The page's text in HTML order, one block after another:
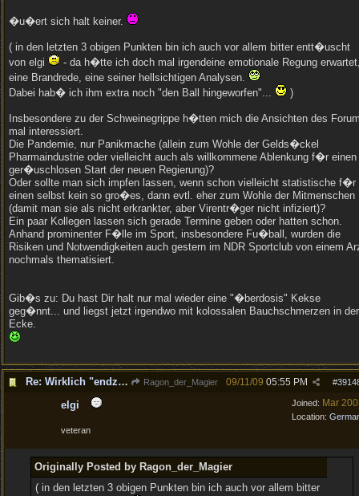
�u�ert sich halt keiner.
( in den letzten 3 obigen Punkten bin ich auch vor allem bitter entt�uscht
von elgi
- da h�tte ich doch mal irgendeine emotionale Regung
eine Brandrede, eine seiner hellsichtigen Analysen.
Dabei hab� ich ihm extra noch "den Ball hingeworfen"...
)
Insbesondere zu der Schweinegrippe h�tten mich die Ansichten des
mal interessiert.
Die Pandemie, nur Panikmache (allein zum Wohle der Gelds�ckel
Pharmaindustrie oder vielleicht auch als willkommene Ablenkung f�r einen
ger�uschlosen Start der neuen Regierung)?
Oder sollte man sich impfen lassen, wenn schon vielleicht statistische f�r
einen selbst kein so gro�es, dann evtl. eher zum Wohle der Mitmenschen
(damit man sie als nicht erkrankter, aber Virentr�ger nicht infiziert)?
Ein paar Kollegen lassen sich gerade Termine geben oder hatten schon.
Anhand prominenter F�lle im Sport, insbesondere Fu�ball, wurden die
Risiken und Notwendigkeiten auch gestern im NDR Sportclub von einem
nochmals thematisiert.
Gib�s zu: Du hast Dir halt nur mal wieder eine "�berdosis" Kekse
geg�nnt... und liegst jetzt irgendwo mit kolossalen Bauchschmerzen in der
Ecke.
Re: Wirklich "endzeitm��ig", oder was?! Ragon_der_Magier #
09/11/09 05:55 PM
Joined: Mar
Location:
elgi
veteran
Originally Posted by Ragon_der_Magier
( in den letzten 3 obigen Punkten bin ich auch vor allem bitter